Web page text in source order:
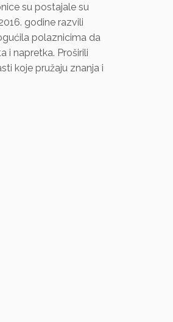
su postajale su
godine razvili
polaznicima da
i napretka. Proširili
koje pružaju znanja i